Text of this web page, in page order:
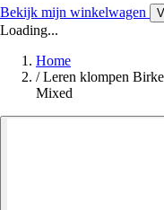
Bekijk mijn winkelwagen
Loading...
Home
/ Leren klompen
Mixed